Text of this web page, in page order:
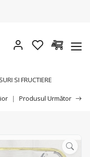
SI FRUCTIERE
| Produsul Următor